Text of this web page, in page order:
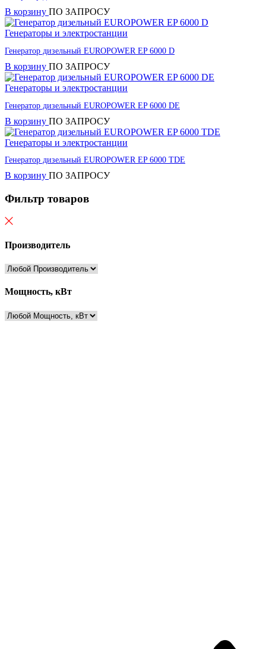
В корзину ПО ЗАПРОСУ
Генераторы и электростанции
Генератор дизельный EUROPOWER EP 6000 D
В корзину ПО ЗАПРОСУ
Генераторы и электростанции
Генератор дизельный EUROPOWER EP 6000 DE
В корзину ПО ЗАПРОСУ
Генераторы и электростанции
Генератор дизельный EUROPOWER EP 6000 TDE
В корзину ПО ЗАПРОСУ
Фильтр товаров
Производитель
Мощность, кВт